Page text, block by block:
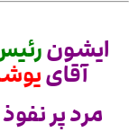
ایشون
آقای
مرد پر